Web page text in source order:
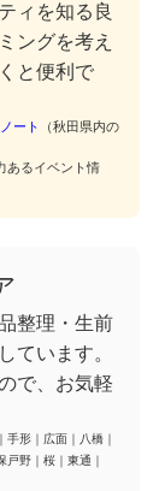
ィを知る良
ングを考え
と便利で
ート
（秋田県内の
あるイベント情
整理・生前
ています。
で、お気軽
手形 広面 八橋
戸野 桜 東通